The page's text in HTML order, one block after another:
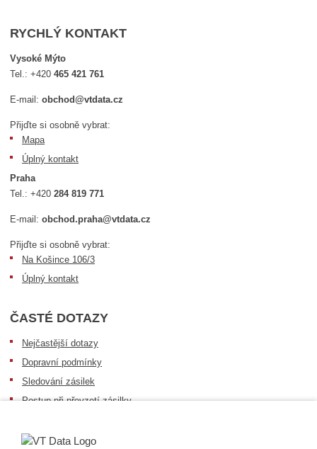
RYCHLÝ KONTAKT
Vysoké Mýto
Tel.:+420465 421 761
E-mail:obchod@vtdata.cz
Přijďte si osobně vybrat:
Mapa
Úplný kontakt
Praha
Tel.:+420284 819 771
E-mail:obchod.praha@vtdata.cz
Přijďte si osobně vybrat:
Na Košince 106/3
Úplný kontakt
ČASTÉ DOTAZY
Nejčastější dotazy
Dopravní podmínky
Sledování zásilek
Postup při převzetí zásilky
Obecné informace